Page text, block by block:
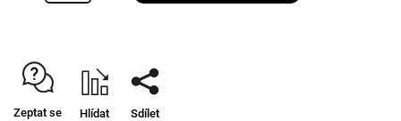
Zeptat se Hlídat Sdílet